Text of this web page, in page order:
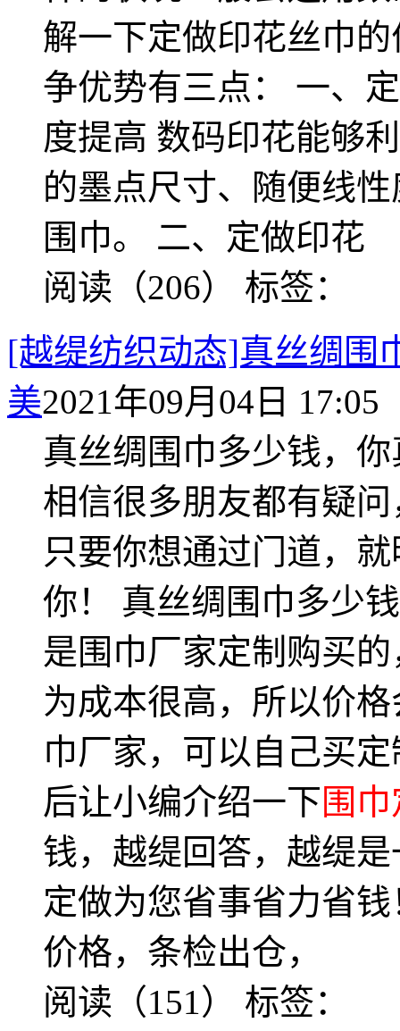
解一下定做印花丝巾
争优势有三点： 一、
度提高 数码印花能够
的墨点尺寸、随便线
围巾。 二、定做印花
阅读（206） 标签：
[越缇纺织动态]真丝绸
美2021年09月04日 17:05
真丝绸围巾多少钱，
相信很多朋友都有疑
只要你想通过门道，
你！ 真丝绸围巾多少
是围巾厂家定制购买
为成本很高，所以价
巾厂家，可以自己买
后让小编介绍一下围
钱，越缇回答，越缇
定做为您省事省力省
价格，条检出仓，
阅读（151） 标签：